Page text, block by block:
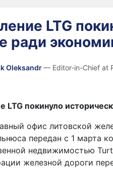
LTG
ради
Oleksandr— Editor-in-Chief at
LTG покинуло
офис литовской
передан с 1 марта
недвижимостью
железной дороги